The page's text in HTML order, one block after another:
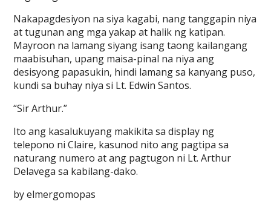
Nakapagdesiyon na siya kagabi, nang tanggapin niya
at tugunan ang mga yakap at halik ng katipan.
Mayroon na lamang siyang isang taong kailangang
maabisuhan, upang maisa-pinal na niya ang
desisyong papasukin, hindi lamang sa kanyang puso,
kundi sa buhay niya si Lt. Edwin Santos.
“Sir Arthur.”
Ito ang kasalukuyang makikita sa display ng
telepono ni Claire, kasunod nito ang pagtipa sa
naturang numero at ang pagtugon ni Lt. Arthur
Delavega sa kabilang-dako.
by elmergomopas